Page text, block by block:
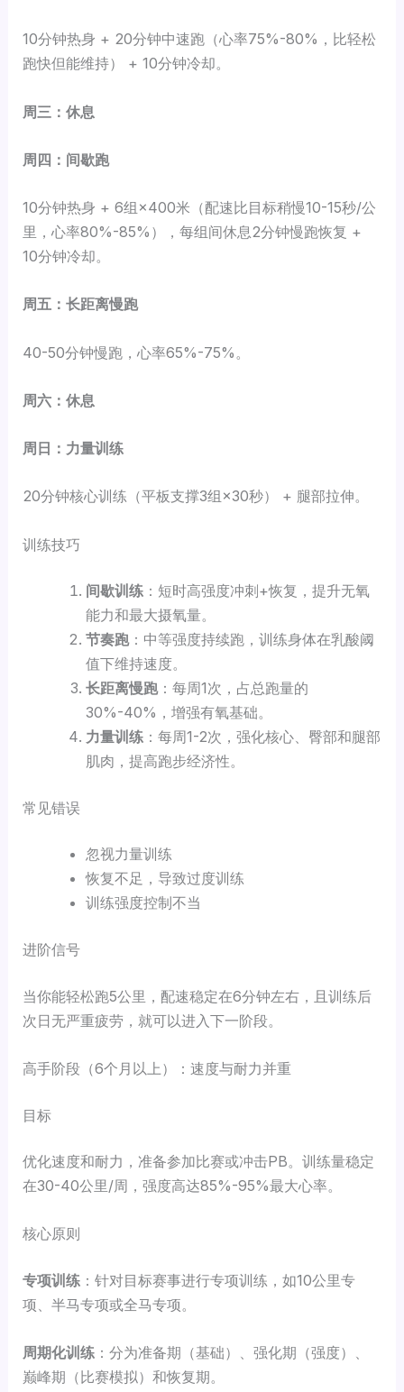
10分钟热身 + 20分钟中速跑（心率75%-80%，比轻松
跑快但能维持） + 10分钟冷却。
周三：休息
周四：间歇跑
10分钟热身 + 6组×400米（配速比目标稍慢10-15秒/公
里，心率80%-85%），每组间休息2分钟慢跑恢复 +
10分钟冷却。
周五：长距离慢跑
40-50分钟慢跑，心率65%-75%。
周六：休息
周日：力量训练
20分钟核心训练（平板支撑3组×30秒） + 腿部拉伸。
训练技巧
间歇训练：短时高强度冲刺+恢复，提升无氧
能力和最大摄氧量。
节奏跑：中等强度持续跑，训练身体在乳酸阈
值下维持速度。
长距离慢跑：每周1次，占总跑量的
30%-40%，增强有氧基础。
力量训练：每周1-2次，强化核心、臀部和腿部
肌肉，提高跑步经济性。
常见错误
忽视力量训练
恢复不足，导致过度训练
训练强度控制不当
进阶信号
当你能轻松跑5公里，配速稳定在6分钟左右，且训练后
次日无严重疲劳，就可以进入下一阶段。
高手阶段（6个月以上）：速度与耐力并重
目标
优化速度和耐力，准备参加比赛或冲击PB。训练量稳定
在30-40公里/周，强度高达85%-95%最大心率。
核心原则
专项训练 ：针对目标赛事进行专项训练，如10公里专
项、半马专项或全马专项。
周期化训练 ：分为准备期（基础）、强化期（强度）、
巅峰期（比赛模拟）和恢复期。